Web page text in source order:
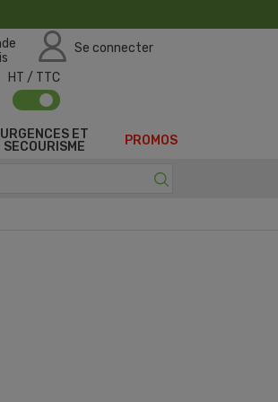
Se connecter
HT / TTC
URGENCES ET
SECOURISME
PROMOS